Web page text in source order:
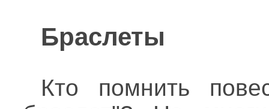
Браслеты
Кто помнить